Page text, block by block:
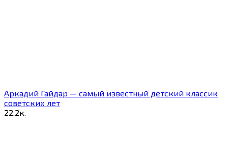
Аркадий Гайдар — самый известный детский классик
советских лет
22.2к.